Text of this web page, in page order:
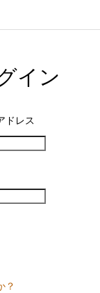
イン
ドレス
？